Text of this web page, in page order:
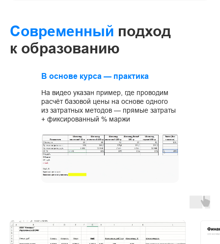
Современный подход
к образованию
В основе курса — практика
На видео указан пример, где проводим
расчёт базовой цены на основе одного
из затратных методов — прямые затраты
+ фиксированный % маржи